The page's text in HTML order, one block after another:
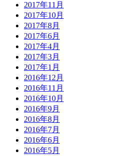
2017年11月
2017年10月
2017年8月
2017年6月
2017年4月
2017年3月
2017年1月
2016年12月
2016年11月
2016年10月
2016年9月
2016年8月
2016年7月
2016年6月
2016年5月